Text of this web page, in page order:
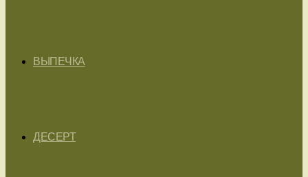
ВЫПЕЧКА
ДЕСЕРТ